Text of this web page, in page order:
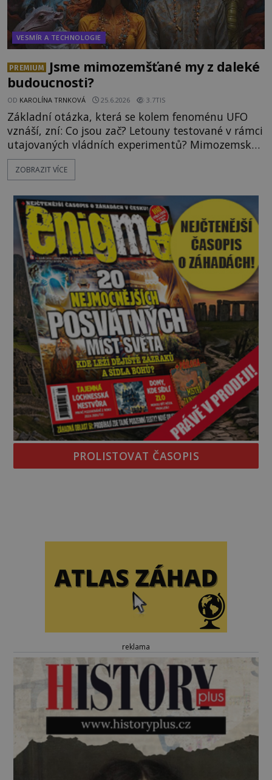
VESMÍR A TECHNOLOGIE
PREMIUM
Jsme mimozemšťané my z daleké
budoucnosti?
OD KAROLÍNA TRNKOVÁ 25.6.2026 3.7TIS
Základní otázka, která se kolem fenoménu UFO
vznáší, zní: Co jsou zač? Letouny testované v rámci
utajovaných vládních experimentů? Mimozemské
vesmírné lodě plnící na Zemi nám neznámý úkol?
Skokani mezi dimenzemi, putující po mostech
možnostech již desítky let vzrušeně diskutují
vědci, ufologo
ZOBRAZIT VÍCE
PROLISTOVAT ČASOPIS
reklama